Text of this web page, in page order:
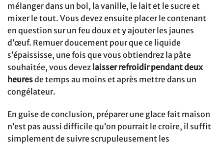
mélanger dans un bol, la vanille, le lait et le sucre et
mixer le tout. Vous devez ensuite placer le contenant
en question sur un feu doux et y ajouter les jaunes
d’œuf. Remuer doucement pour que ce liquide
s’épaississe, une fois que vous obtiendrez la pâte
souhaitée, vous devez laisser refroidir pendant deux
heuresde temps au moins et après mettre dans un
congélateur.
En guise de conclusion, préparer une glace fait maison
n’est pas aussi difficile qu’on pourrait le croire, il suffit
simplement de suivre scrupuleusement les